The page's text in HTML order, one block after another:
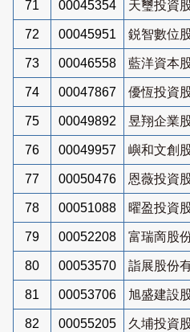
71 00045354 天璽投資
72 00045951 鋭智數位
73 00046558 藍洋資本
74 00047867 優恆投資
75 00049892 昱翔企業
76 00049957 嶼和文創
77 00050476 恩薇投資
78 00051088 曜盈投資
79 00052208 富瑞啇股
80 00053570 詣展股份
81 00053706 旭盛建設
82 00055205 久埔投資